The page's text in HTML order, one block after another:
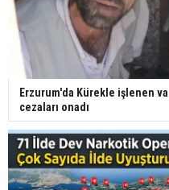
Erzurum'da Kürekle işlenen
cezaları onadı